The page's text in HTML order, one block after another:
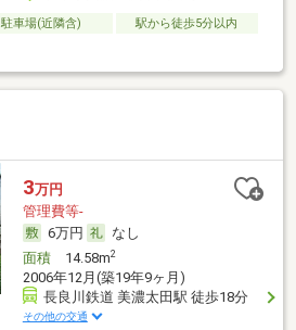
駐車場(近隣含)
駅から徒歩5分以内
3万円
管理費等-
6万円
なし
面積14.58m2
2006年12月(築19年9ヶ月)
長良川鉄道 美濃太田駅 徒歩18分
その他の交通